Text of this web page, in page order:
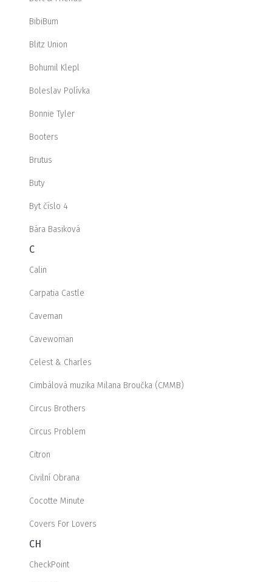
BibiBum
Blitz Union
Bohumil Klepl
Boleslav Polívka
Bonnie Tyler
Booters
Brutus
Buty
Byt číslo 4
Bára Basiková
C
Calin
Carpatia Castle
Caveman
Cavewoman
Celest & Charles
Cimbálová muzika Milana Broučka (CMMB)
Circus Brothers
Circus Problem
Citron
Civilní Obrana
Cocotte Minute
Covers For Lovers
CH
CheckPoint